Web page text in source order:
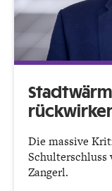
Die massive
Zangerl.